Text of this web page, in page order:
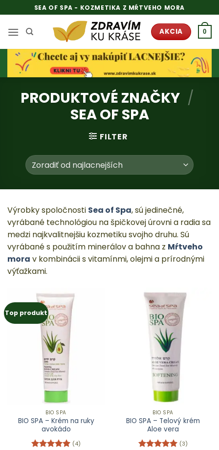
to
content
SEA OF SPA - KOZMETIKA Z MŔTVEHO MORA
AKCIA 0
PRODUKTOVÉ ZNAČKY /
SEA OF SPA
FILTER
Výrobky spoločnosti Sea of Spa, sú jedinečné,
vyrábané technológiou na špičkovej úrovni a radia sa
medzi najkvalitnejšiu kozmetiku svojho druhu. Sú
vyrábané s použitím minerálov a bahna z Mŕtveho
mora v kombinácii s vitamínmi, olejmi a prírodnými
výťažkami.
Top produkt
BIO SPA
BIO SPA – Krém na ruky
avokádo
(4)
BIO SPA
BIO SPA – Telový krém
Aloe vera
(3)